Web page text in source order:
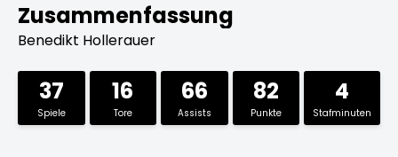
Zusammenfassung
Benedikt Hollerauer
37
Spiele
16
Tore
66
Assists
82
Punkte
4
Stafminuten